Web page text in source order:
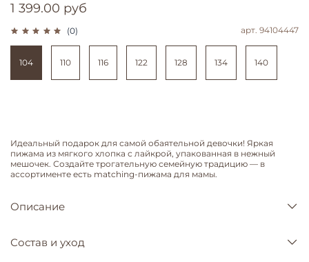
(0) арт. 94104447
1 399.00 руб
104 110 116 122 128 134 140
Идеальный подарок для самой обаятельной девочки! Яркая
пижама из мягкого хлопка с лайкрой, упакованная в нежный
мешочек. Создайте трогательную семейную традицию — в
ассортименте есть matching-пижама для мамы.
Описание
Состав и уход